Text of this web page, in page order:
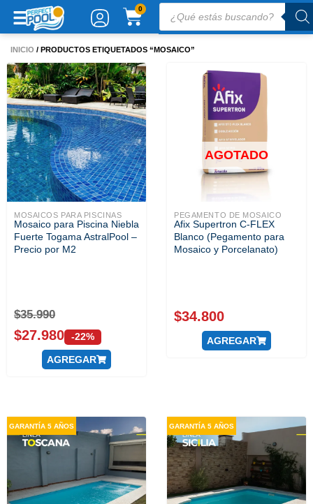
0
CARRITO
productos
INICIO / PRODUCTOS ETIQUETADOS “MOSAICO”
MOSAICOS PARA PISCINAS
Mosaico para Piscina Niebla
Fuerte Togama AstralPool –
Precio por M2
$35.990
$27.980 -22%
AGREGAR
AGOTADO
PEGAMENTO DE MOSAICO
Afix Supertron C-FLEX
Blanco (Pegamento para
Mosaico y Porcelanato)
$34.800
AGREGAR
GARANTÍA 5 AÑOS GARANTÍA 5 AÑOS